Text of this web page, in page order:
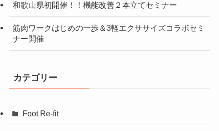
和歌山県初開催！！機能改善２本立てセミナー
筋肉ワークはじめの一歩＆3軽エクササイズコラボセミ
ナー開催
カテゴリー
Foot Re-fit